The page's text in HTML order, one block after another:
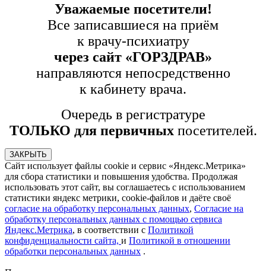
Уважаемые посетители!
Все записавшиеся на приём
к врачу-психиатру
через сайт «ГОРЗДРАВ»
направляются непосредственно
к кабинету врача.
Очередь в регистратуре
ТОЛЬКО для первичныхпосетителей.
ЗАКРЫТЬ
Сайт использует файлы cookie и сервис «Яндекс.Метрика»
для сбора статистики и повышения удобства. Продолжая
использовать этот сайт, вы соглашаетесь с использованием
статистики яндекс метрики, cookie-файлов и даёте своё
согласие на обработку персональных данных, Согласие на
обработку персональных данных с помощью сервиса
Яндекс.Метрика, в соответствии с Политикой
конфиденциальности сайта, и Политикой в отношении
обработки персональных данных .